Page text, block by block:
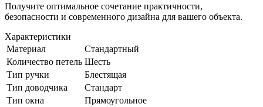
Получите оптимальное сочетание практичности,
безопасности и современного дизайна для вашего объекта.
Характеристики
Материал
Стандартный
Количество петель Шесть
Тип ручки
Блестящая
Тип доводчика
Стандарт
Тип окна
Прямоугольное